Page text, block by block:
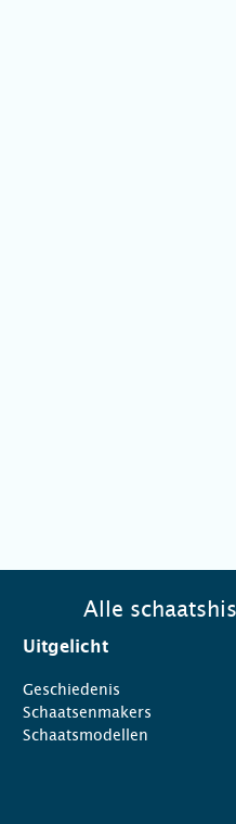
Alle
Uitgelicht
Geschiedenis
Schaatsenmakers
Schaatsmodellen